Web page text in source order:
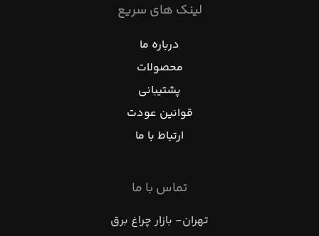
لینک های سریع
درباره ما
محصولات
پشتیبانی
قوانین عودت
ارتباط با ما
تماس با ما
تهران- بازار چراغ برق